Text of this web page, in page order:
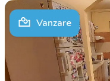
Vanzare